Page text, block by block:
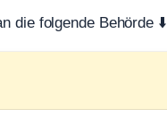
die folgende Behörde ⬇️